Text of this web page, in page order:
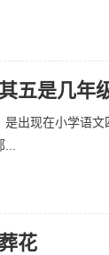
五是几年
出现在小学语文
花